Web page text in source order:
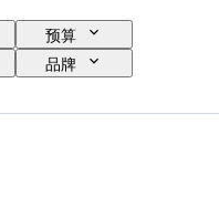
预算
品牌